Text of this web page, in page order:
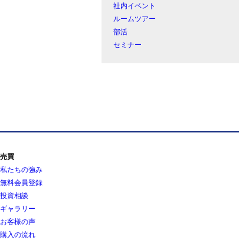
社内イベント
ルームツアー
部活
セミナー
売買
私たちの強み
無料会員登録
投資相談
ギャラリー
お客様の声
購入の流れ